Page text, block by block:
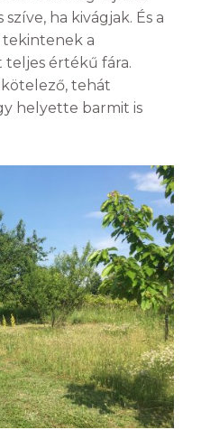
ha kivágjak. És a
tekintenek a
értékű fára.
tehát
helyette barmit is